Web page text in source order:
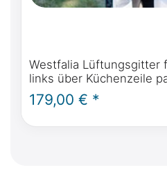
Westfalia Lüftungsgitter
links über Küchenzeile
Mercedes-Benz Marco
179,00 € *